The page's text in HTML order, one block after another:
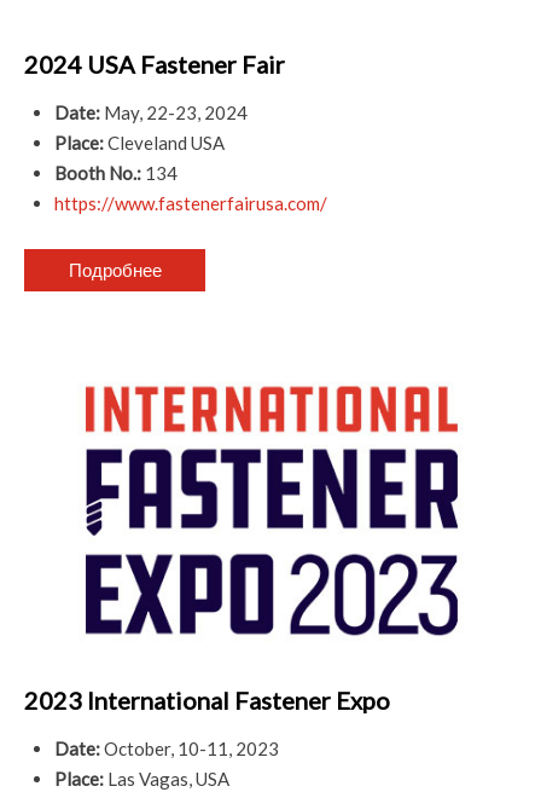
2024 USA Fastener Fair
Date: May, 22-23, 2024
Place:Cleveland USA
Booth No.: 134
https://www.fastenerfairusa.com/
Подробнее
2023 International Fastener Expo
Date:October, 10-11, 2023
Place: Las Vagas, USA